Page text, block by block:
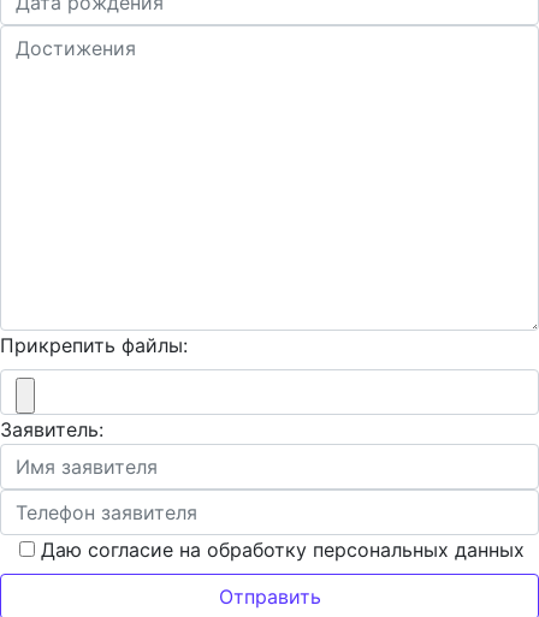
Прикрепить файлы:
Заявитель:
Даю согласие на обработку персональных данных